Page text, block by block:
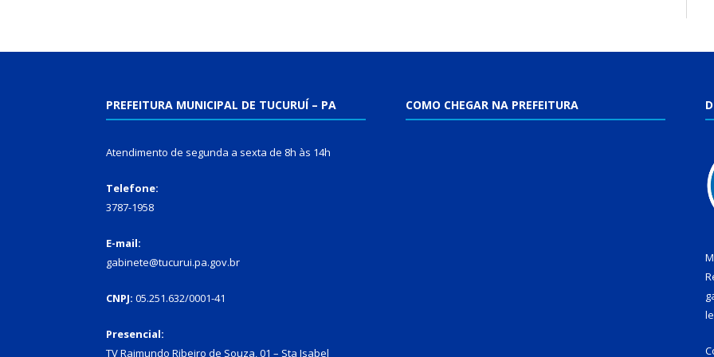
PREFEITURA MUNICIPAL DE TUCURUÍ – PA
Atendimento de segunda a sexta de 8h às 14h
Telefone:
3787-1958
E-mail:
gabinete@tucurui.pa.gov.br
CNPJ: 05.251.632/0001-41
Presencial:
TV Raimundo Ribeiro de Souza, 01 – Sta Isabel
COMO CHEGAR NA PREFEITURA